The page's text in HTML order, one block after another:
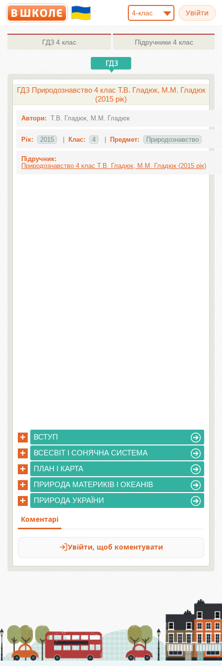
4-клас
ГДЗ 4 клас Підручники 4 клас
ГДЗ Природознавство 4 клас Т.В. Гладюк, М.М. Гладюк
(2015 рік)
Автори: Т.В. Гладюк, М.М. Гладюк
Рік: 2015 Клас: 4 Предмет: Природознавство
Підручник:
Природознавство 4 клас Т.В. Гладюк, М.М. Гладюк (2015 рік)
+ ВСТУП
+ ВСЕСВІТ І СОНЯЧНА СИСТЕМА
+ ПЛАН І КАРТА
+ ПРИРОДА МАТЕРИКІВ І ОКЕАНІВ
+ ПРИРОДА УКРАЇНИ